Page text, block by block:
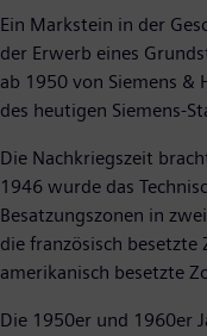
Ein Markstein in der
der Erwerb eines
ab 1950 von Siemens &
des heutigen Siemens-
Die Nachkriegszeit
1946 wurde das
Besatzungszonen in
die französisch besetzte
amerikanisch besetzte
Die 1950er und 1960er